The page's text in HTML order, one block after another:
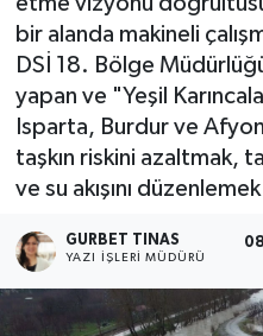
bir alanda makineli
DSİ 18. Bölge
yapan ve "Yeşil
Isparta, Burdur ve
taşkın riskini azaltmak,
ve su akışını
GURBET TINAS
YAZI İŞLERI MÜDÜRÜ
Teknoloji
Kültür - Sanat
Yaşam
Haber Arşivi